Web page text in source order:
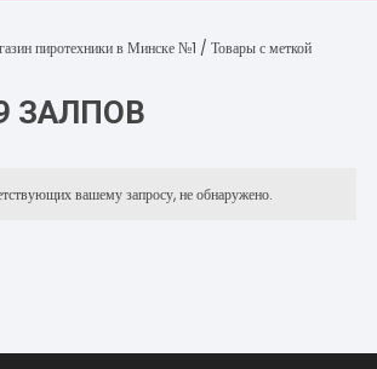
пиротехники в Минске №1 / Товары с меткой
ЗАЛПОВ
вашему запросу, не обнаружено.